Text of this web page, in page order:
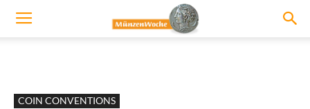
COIN CONVENTIONS